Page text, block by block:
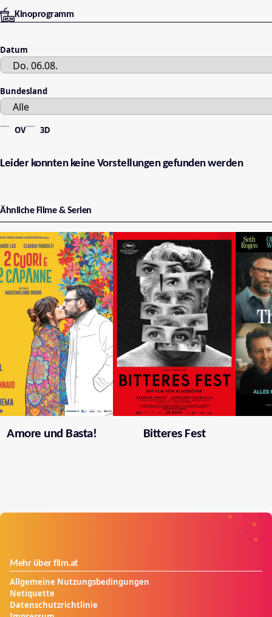
Kinoprogramm
Datum
Bundesland
OV 3D
Leider konnten keine Vorstellungen gefunden werden
Ähnliche Filme & Serien
Amore und Basta! Bitteres Fest
Mehr über film.at
Allgemeine Nutzungsbedingungen
Netiquette
Datenschutzrichtlinie